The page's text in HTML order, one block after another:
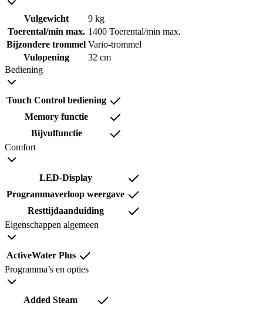
Vulgewicht
9 kg
Toerental/min max. 1400 Toerental/min max.
Bijzondere trommel Vario-trommel
Vulopening
32 cm
Bediening
Touch Control bediening
Memory functie
Bijvulfunctie
Comfort
LED-Display
Programmaverloop weergave
Resttijdaanduiding
Eigenschappen algemeen
ActiveWater Plus
Programma’s en opties
Added Steam